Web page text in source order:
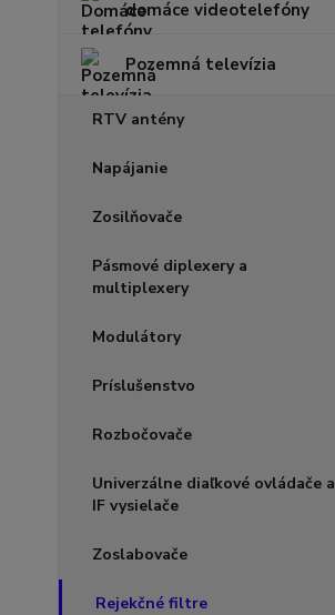
domáce videotelefóny
Pozemná televízia
RTV antény
Napájanie
Zosilňovače
Pásmové diplexery a
multiplexery
Modulátory
Príslušenstvo
Rozbočovače
Univerzálne diaľkové ovládače a
IF vysielače
Zoslabovače
Rejekčné filtre